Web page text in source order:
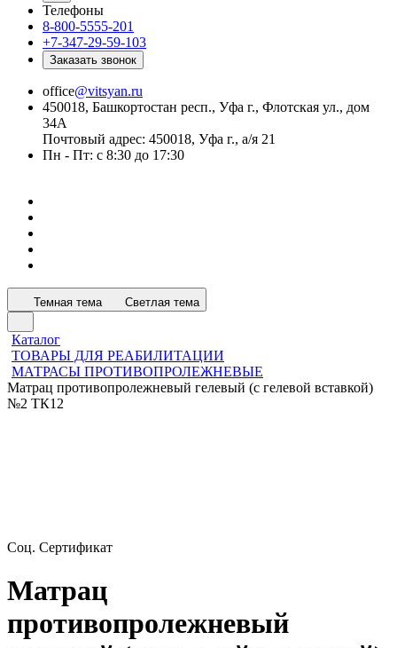
Телефоны
8-800-5555-201
+7-347-29-59-103
Заказать звонок
office@vitsyan.ru
450018, Башкортостан респ., Уфа г., Флотская ул., дом
34А
Почтовый адрес: 450018, Уфа г., а/я 21
Пн - Пт: с 8:30 до 17:30
Темная тема Светлая тема
Каталог
ТОВАРЫ ДЛЯ РЕАБИЛИТАЦИИ
МАТРАСЫ ПРОТИВОПРОЛЕЖНЕВЫЕ
Матрац противопролежневый гелевый (с гелевой вставкой)
№2 ТК12
Соц. Сертификат
Матрац
противопролежневый